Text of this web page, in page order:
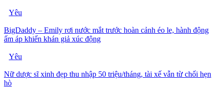
Yêu
BigDaddy – Emily rơi nước mắt trước hoàn cảnh éo le, hành động
ấm áp khiến khán giả xúc động
Yêu
Nữ dược sĩ xinh đẹp thu nhập 50 triệu/tháng, tài xế vẫn từ chối hẹn
hò